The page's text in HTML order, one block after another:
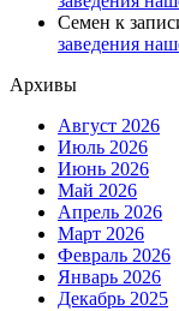
Семен к
заведения
Архивы
Август 2026
Июль 2026
Июнь 2026
Май 2026
Апрель 2026
Март 2026
Февраль 2026
Январь 2026
Декабрь 2025